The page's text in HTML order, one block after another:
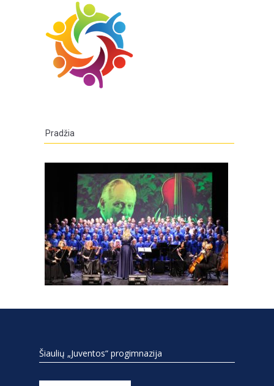
Pradžia
Šiaulių „Juventos“ progimnazija